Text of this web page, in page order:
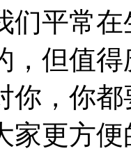
们平常
，但值
你，你
家更方